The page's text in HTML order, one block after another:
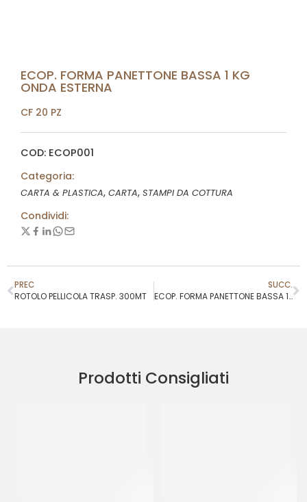
ECOP. FORMA PANETTONE BASSA 1 KG
ONDA ESTERNA
CF 20 PZ
COD: ECOP001
Categoria:
CARTA & PLASTICA, CARTA, STAMPI DA COTTURA
Condividi:
PREC
ROTOLO PELLICOLA TRASP. 300MT
SUCC.
ECOP. FORMA PANETTONE BASSA 1 KG ONDA INTERNA
Prodotti Consigliati